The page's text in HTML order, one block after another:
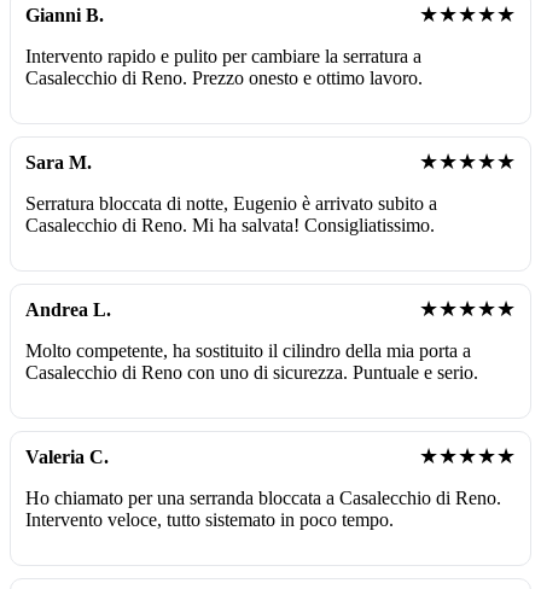
Gianni B. ★★★★★
Intervento rapido e pulito per cambiare la serratura a
Casalecchio di Reno. Prezzo onesto e ottimo lavoro.
Sara M. ★★★★★
Serratura bloccata di notte, Eugenio è arrivato subito a
Casalecchio di Reno. Mi ha salvata! Consigliatissimo.
Andrea L. ★★★★★
Molto competente, ha sostituito il cilindro della mia porta a
Casalecchio di Reno con uno di sicurezza. Puntuale e serio.
Valeria C. ★★★★★
Ho chiamato per una serranda bloccata a Casalecchio di Reno.
Intervento veloce, tutto sistemato in poco tempo.